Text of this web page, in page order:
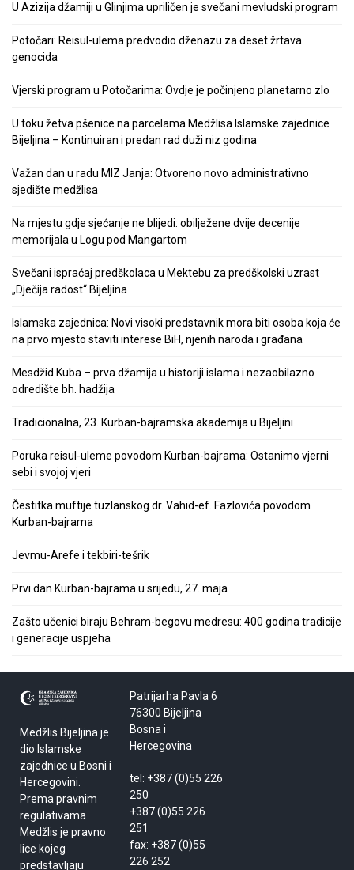
U Azizija džamiji u Glinjima upriličen je svečani mevludski program
Potočari: Reisul-ulema predvodio dženazu za deset žrtava
genocida
Vjerski program u Potočarima: Ovdje je počinjeno planetarno zlo
U toku žetva pšenice na parcelama Medžlisa Islamske zajednice
Bijeljina – Kontinuiran i predan rad duži niz godina
Važan dan u radu MIZ Janja: Otvoreno novo administrativno
sjedište medžlisa
Na mjestu gdje sjećanje ne blijedi: obilježene dvije decenije
memorijala u Logu pod Mangartom
Svečani ispraćaj predškolaca u Mektebu za predškolski uzrast
„Dječija radost“ Bijeljina
Islamska zajednica: Novi visoki predstavnik mora biti osoba koja će
na prvo mjesto staviti interese BiH, njenih naroda i građana
Mesdžid Kuba – prva džamija u historiji islama i nezaobilazno
odredište bh. hadžija
Tradicionalna, 23. Kurban-bajramska akademija u Bijeljini
Poruka reisul-uleme povodom Kurban-bajrama: Ostanimo vjerni
sebi i svojoj vjeri
Čestitka muftije tuzlanskog dr. Vahid-ef. Fazlovića povodom
Kurban-bajrama
Jevmu-Arefe i tekbiri-tešrik
Prvi dan Kurban-bajrama u srijedu, 27. maja
Zašto učenici biraju Behram-begovu medresu: 400 godina tradicije
i generacije uspjeha
Medžlis Bijeljina je
dio Islamske
zajednice u Bosni i
Hercegovini.
Prema pravnim
regulativama
Medžlis je pravno
lice kojeg
predstavljaju
Patrijarha Pavla 6
76300 Bijeljina
Bosna i
Hercegovina
tel: +387 (0)55 226
250
+387 (0)55 226
251
fax: +387 (0)55
226 252